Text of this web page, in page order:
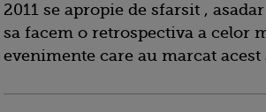
2011 se apropie de sfarsit ,
sa facem o retrospectiva a celor
evenimente care au marcat acest